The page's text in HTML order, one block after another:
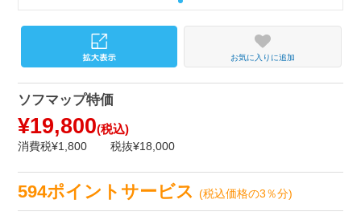
お気に入りに追加
ソフマップ特価
¥19,800(税込)
消費税¥1,800 税抜¥18,000
594ポイントサービス(税込価格の3％分)